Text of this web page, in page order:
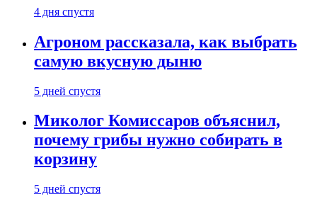
4 дня спустя
Агроном рассказала, как выбрать
самую вкусную дыню
5 дней спустя
Миколог Комиссаров объяснил,
почему грибы нужно собирать в
корзину
5 дней спустя